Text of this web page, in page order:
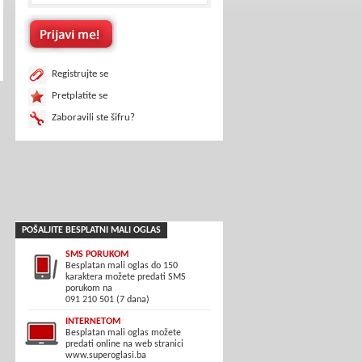
Registrujte se
Pretplatite se
Zaboravili ste šifru?
POŠALJITE BESPLATNI MALI OGLAS
SMS PORUKOM
Besplatan mali oglas do 150
karaktera možete predati SMS
porukom na
091 210 501 (7 dana)
INTERNETOM
Besplatan mali oglas možete
predati online na web stranici
www.superoglasi.ba